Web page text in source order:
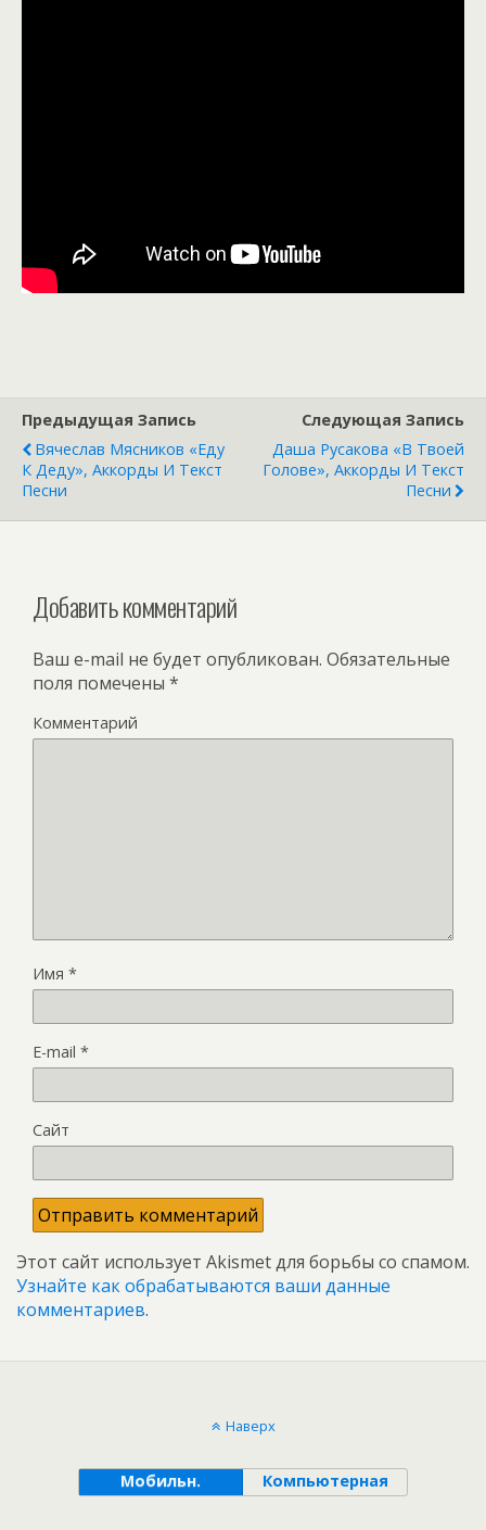
Предыдущая Запись
Вячеслав Мясников «Еду
К Деду», Аккорды И Текст
Песни
Следующая Запись
Даша Русакова «В Твоей
Голове», Аккорды И Текст
Песни
Добавить комментарий
Ваш e-mail не будет опубликован. Обязательные
поля помечены *
Комментарий
Имя *
E-mail *
Сайт
Этот сайт использует Akismet для борьбы со спамом.
Узнайте как обрабатываются ваши данные
комментариев.
Наверх
Мобильн. Компьютерная